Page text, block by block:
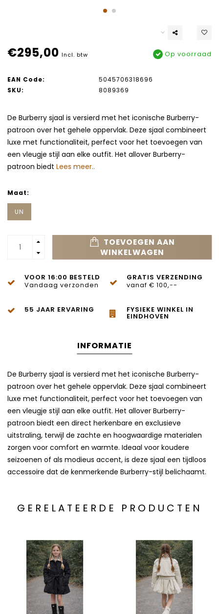
€295,00 Incl. btw Op voorraad
EAN Code:
5045706318696
SKU:
8089369
De Burberry sjaal is versierd met het iconische Burberry-
patroon over het gehele oppervlak. Deze sjaal combineert
luxe met functionaliteit, perfect voor het toevoegen van
een vleugje stijl aan elke outfit. Het allover Burberry-
patroon biedt Lees meer..
Maat:
UN
TOEVOEGEN AAN
WINKELWAGEN
VOOR 16:00 BESTELD
Vandaag verzonden
GRATIS VERZENDING
vanaf € 100,--
55 JAAR ERVARING FYSIEKE WINKEL IN
EINDHOVEN
INFORMATIE
De Burberry sjaal is versierd met het iconische Burberry-
patroon over het gehele oppervlak. Deze sjaal combineert
luxe met functionaliteit, perfect voor het toevoegen van
een vleugje stijl aan elke outfit. Het allover Burberry-
patroon biedt een direct herkenbare en exclusieve
uitstraling, terwijl de zachte en hoogwaardige materialen
zorgen voor comfort en warmte. Ideaal voor koudere
seizoenen of als modieus accent, is deze sjaal een tijdloos
accessoire dat de kenmerkende Burberry-stijl belichaamt.
GERELATEERDE PRODUCTEN